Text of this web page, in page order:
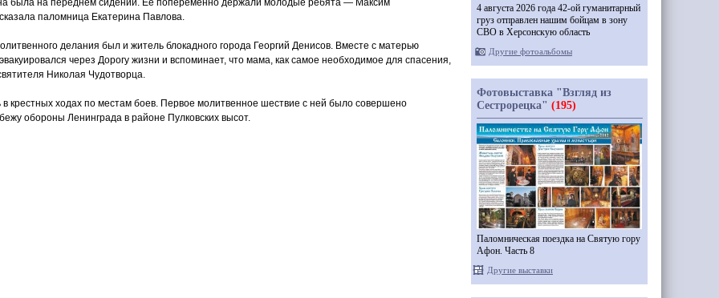
была на переднем сидении. Ее попеременно держали молодые ребята — Максим
паломница Екатерина Павлова.
делания был и житель блокадного города Георгий Денисов. Вместе с матерью
через Дорогу жизни и вспоминает, что мама, как самое необходимое для спасения,
Николая Чудотворца.
в крестных ходах по местам боев. Первое молитвенное шествие с ней было совершено
обороны Ленинграда в районе Пулковских высот.
4 августа 2026 года 42-ой гуманитарный
груз отправлен нашим бойцам в зону
СВО в Херсонскую область
Другие фотоальбомы
Фотовыставка "Взгляд из
Сестрорецка" (195)
Паломническая поездка на Святую гору
Афон. Часть 8
Другие выставки